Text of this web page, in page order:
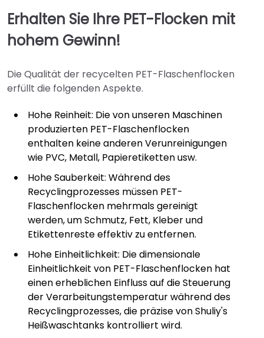
Erhalten Sie Ihre PET-Flocken mit
hohem Gewinn!
Die Qualität der recycelten PET-Flaschenflocken
erfüllt die folgenden Aspekte.
Hohe Reinheit: Die von unseren Maschinen
produzierten PET-Flaschenflocken
enthalten keine anderen Verunreinigungen
wie PVC, Metall, Papieretiketten usw.
Hohe Sauberkeit: Während des
Recyclingprozesses müssen PET-
Flaschenflocken mehrmals gereinigt
werden, um Schmutz, Fett, Kleber und
Etikettenreste effektiv zu entfernen.
Hohe Einheitlichkeit: Die dimensionale
Einheitlichkeit von PET-Flaschenflocken hat
einen erheblichen Einfluss auf die Steuerung
der Verarbeitungstemperatur während des
Recyclingprozesses, die präzise von Shuliy's
Heißwaschtanks kontrolliert wird.